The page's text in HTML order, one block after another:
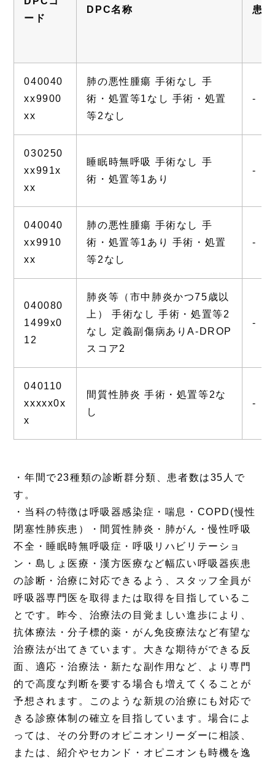
ード
DPC名称 患
040040
xx9900
xx
肺の悪性腫瘍 手術なし 手
術・処置等1なし 手術・処置
等2なし
-
030250
xx991x
xx
睡眠時無呼吸 手術なし 手
術・処置等1あり
-
040040
xx9910
xx
肺の悪性腫瘍 手術なし 手
術・処置等1あり 手術・処置
等2なし
-
040080
1499x0
12
肺炎等（市中肺炎かつ75歳以
上） 手術なし 手術・処置等2
なし 定義副傷病ありA-DROP
スコア2
-
040110
xxxxx0x
x
間質性肺炎 手術・処置等2な
し
-
・年間で23種類の診断群分類、患者数は35人で
す。
・当科の特徴は呼吸器感染症・喘息・COPD(慢性
閉塞性肺疾患）・間質性肺炎・肺がん・慢性呼吸
不全・睡眠時無呼吸症・呼吸リハビリテーショ
ン・島しょ医療・漢方医療など幅広い呼吸器疾患
の診断・治療に対応できるよう、スタッフ全員が
呼吸器専門医を取得または取得を目指しているこ
とです。昨今、治療法の目覚ましい進歩により、
抗体療法・分子標的薬・がん免疫療法など有望な
治療法が出てきています。大きな期待ができる反
面、適応・治療法・新たな副作用など、より専門
的で高度な判断を要する場合も増えてくることが
予想されます。このような新規の治療にも対応で
きる診療体制の確立を目指しています。場合によ
っては、その分野のオピニオンリーダーに相談、
または、紹介やセカンド・オピニオンも時機を逸